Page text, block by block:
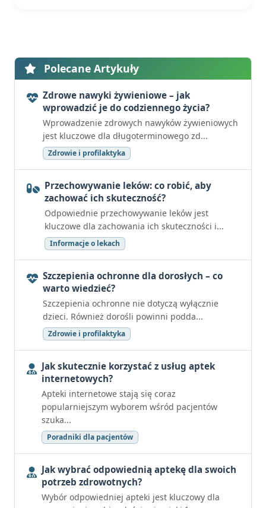
Polecane Artykuły
Zdrowe nawyki żywieniowe – jak
wprowadzić je do codziennego życia?
Wprowadzenie zdrowych nawyków żywieniowych
jest kluczowe dla długoterminowego zd...
Zdrowie i profilaktyka
Przechowywanie leków: co robić, aby
zachować ich skuteczność?
Odpowiednie przechowywanie leków jest
kluczowe dla zachowania ich skuteczności i...
Informacje o lekach
Szczepienia ochronne dla dorosłych – co
warto wiedzieć?
Szczepienia ochronne nie dotyczą wyłącznie
dzieci. Również dorośli powinni podda...
Zdrowie i profilaktyka
Jak skutecznie korzystać z usług aptek
internetowych?
Apteki internetowe stają się coraz
popularniejszym wyborem wśród pacjentów
szuka...
Poradniki dla pacjentów
Jak wybrać odpowiednią aptekę dla swoich
potrzeb zdrowotnych?
Wybór odpowiedniej apteki jest kluczowy dla